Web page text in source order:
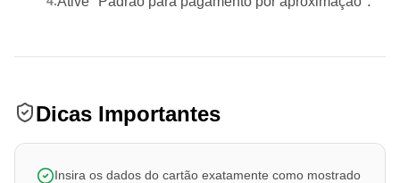
Dicas Importantes
Insira os dados do cartão exatamente como mostrado